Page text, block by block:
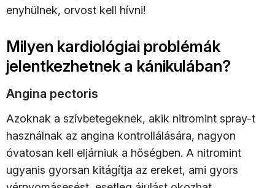
enyhülnek, orvost kell hívni!
Milyen kardiológiai problémák
jelentkezhetnek a kánikulában?
Angina pectoris
Azoknak a szívbetegeknek, akik nitromint spray-t
használnak az angina kontrollálására, nagyon
óvatosan kell eljárniuk a hőségben. A nitromint
ugyanis gyorsan kitágítja az ereket, ami gyors